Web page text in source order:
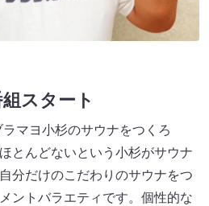
スタート
ラマヨ小杉のサウナをつくろ
とんどないという小杉がサウナ
分だけのこだわりのサウナをつ
ントバラエティです。個性的な